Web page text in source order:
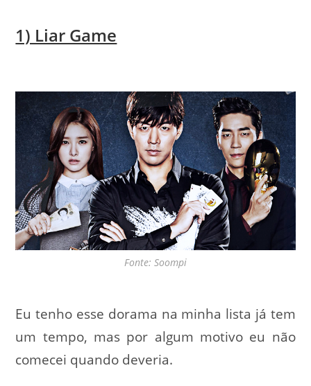
1) Liar Game
Fonte: Soompi
Eu tenho esse dorama na minha lista já tem
um tempo, mas por algum motivo eu não
comecei quando deveria.